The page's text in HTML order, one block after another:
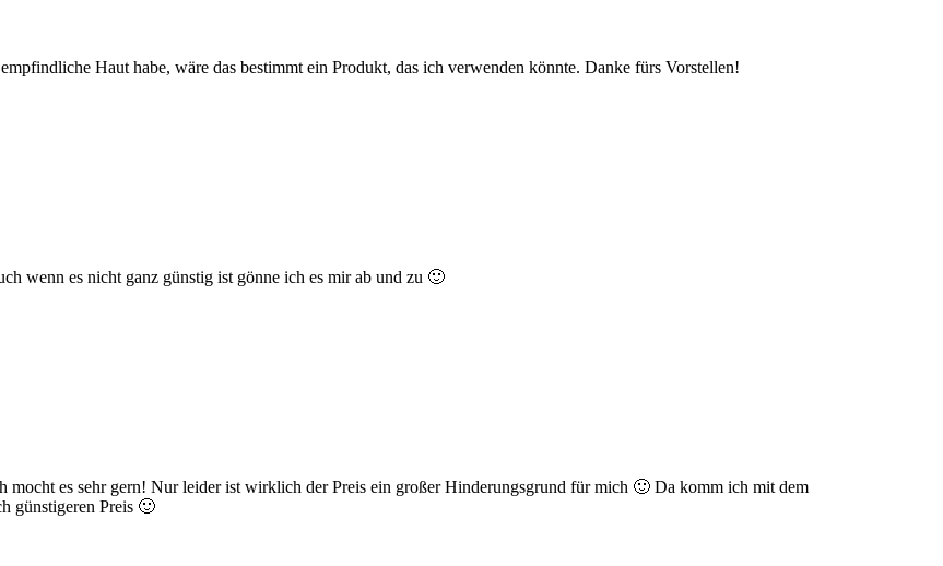
Haut habe, wäre das bestimmt ein Produkt, das ich verwenden könnte. Danke fürs Vorstellen!
wenn es nicht ganz günstig ist gönne ich es mir ab und zu 🙂
mocht es sehr gern! Nur leider ist wirklich der Preis ein großer Hinderungsgrund für mich 🙂 Da komm ich mit dem
günstigeren Preis 🙂